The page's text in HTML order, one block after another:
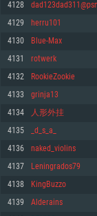
운영체제: Windows 10
프로세서: 2.2 GHz 듀얼
메모리: 4GB
그래픽 카드: DirectX 11
GeForce GT 660. 최소
네트워크: 브로드밴드 인
여유 저장 공간: 22.1 GB
권장 사양
운영체제: Mac OS Big
프로세서: 최소 2.2
메모리: 6 GB
그래픽 카드: Metal 을
능을 가지는 Mac 버전
네트워크: 브로드밴드 인
여유 저장 공간: 22.1 GB
권장 사양
운영체제: 64bit Linux 중
프로세서: 2.4 GHz 듀얼
메모리: 4 GB
그래픽 카드: Vulkan 을
660 (6개월 미만) 혹은
원하는 AMD (6개월 미
네트워크: 브로드밴드 인
여유 저장 공간: 22.1 GB
권장 사양
운영체제: Ubuntu 20.04
프로세서: Intel Core i7
메모리: 16 GB
4128 dad123dad311@psn
4129 herru101
4130 Blue-Max
4131 rotwerk
4132 RookieZookie
4133 grinja13
4134 人形外挂
4135 _d_s_a_
4136 naked_violins
4137 Leningrados79
4138 KingBuzzo
4139 Alderains